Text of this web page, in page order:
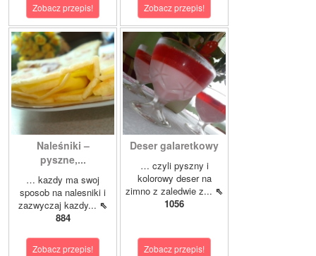
Zobacz przepis! Zobacz przepis!
Naleśniki –
pyszne,...
… kazdy ma swoj
sposob na nalesniki i
zazwyczaj kazdy... ⇖
884
Zobacz przepis!
Deser galaretkowy
… czyli pyszny i
kolorowy deser na
zimno z zaledwie z... ⇖
1056
Zobacz przepis!